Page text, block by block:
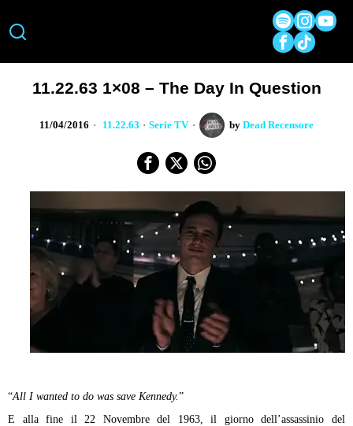
11.22.63 1×08 – The Day In Question
11/04/2016 11.22.63 · Serie TV by Dead Recensore
“All I wanted to do was save Kennedy.”
E alla fine il 22 Novembre del 1963, il giorno dell’assassinio del